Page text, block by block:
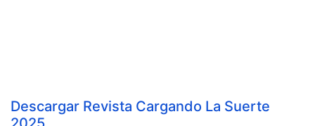
Descargar Revista Cargando La Suerte